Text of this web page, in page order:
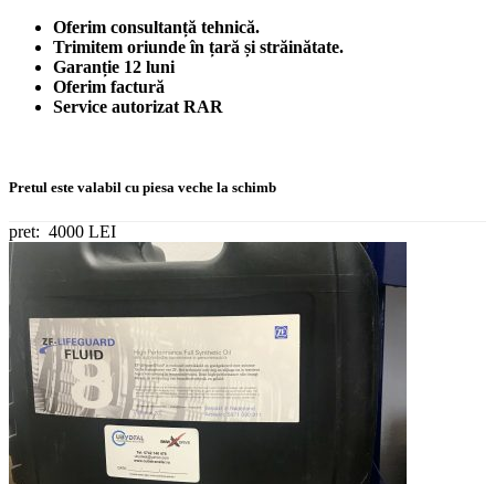
Oferim consultanță tehnică.
Trimitem oriunde în țară și străinătate.
Garanție 12 luni
Oferim factură
Service autorizat RAR
Pretul este valabil cu piesa veche la schimb
pret: 4000 LEI